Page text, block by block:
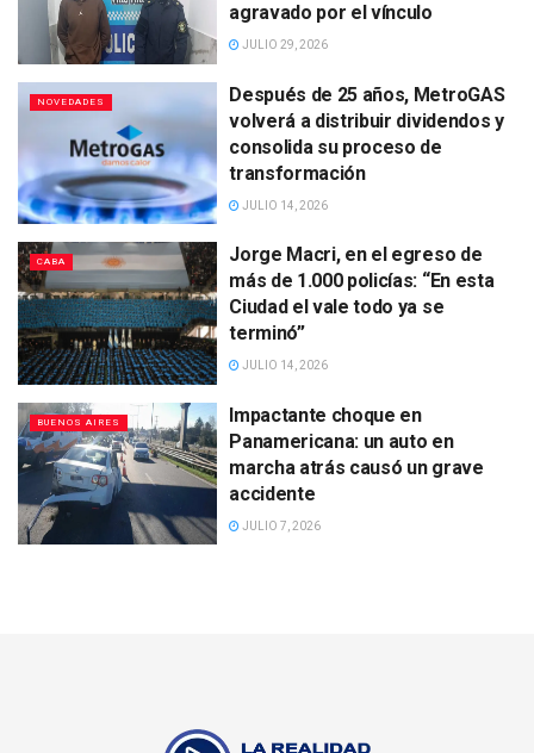
agravado por el vínculo
JULIO 29, 2026
NOVEDADES
Después de 25 años, MetroGAS
volverá a distribuir dividendos y
consolida su proceso de
transformación
JULIO 14, 2026
CABA
Jorge Macri, en el egreso de
más de 1.000 policías: “En esta
Ciudad el vale todo ya se
terminó”
JULIO 14, 2026
BUENOS AIRES
Impactante choque en
Panamericana: un auto en
marcha atrás causó un grave
accidente
JULIO 7, 2026